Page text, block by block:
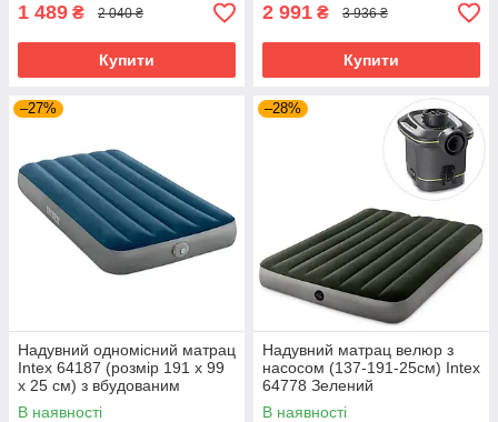
1 489 ₴ 2 040 ₴
Купити
2 991 ₴ 3 936 ₴
Купити
–27%
Надувний одномісний матрац
Intex 64187 (розмір 191 x 99
x 25 см) з вбудованим
електричним насосом
В наявності
–28%
Надувний матрац велюр з
насосом (137-191-25см) Intex
64778 Зелений
В наявності